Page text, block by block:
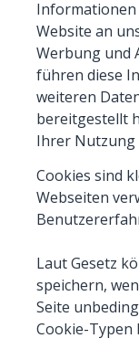
Website an
Werbung und
führen diese
weiteren
bereitgestellt
Ihrer Nutzung
Cookies sind
Webseiten
Laut Gesetz
speichern,
Seite
Cookie-Typen